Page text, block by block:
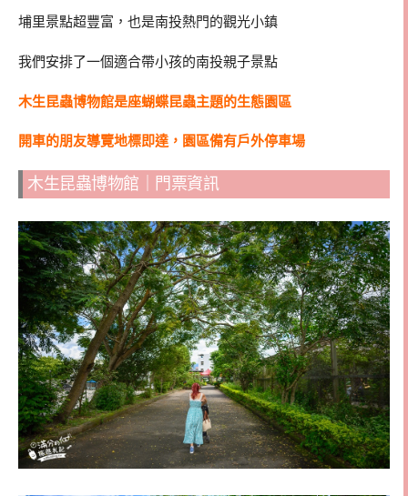
埔里景點超豐富，也是南投熱門的觀光小鎮
我們安排了一個適合帶小孩的南投親子景點
木生昆蟲博物館是座蝴蝶昆蟲主題的生態園區
開車的朋友導覽地標即達，園區備有戶外停車場
木生昆蟲博物館｜門票資訊